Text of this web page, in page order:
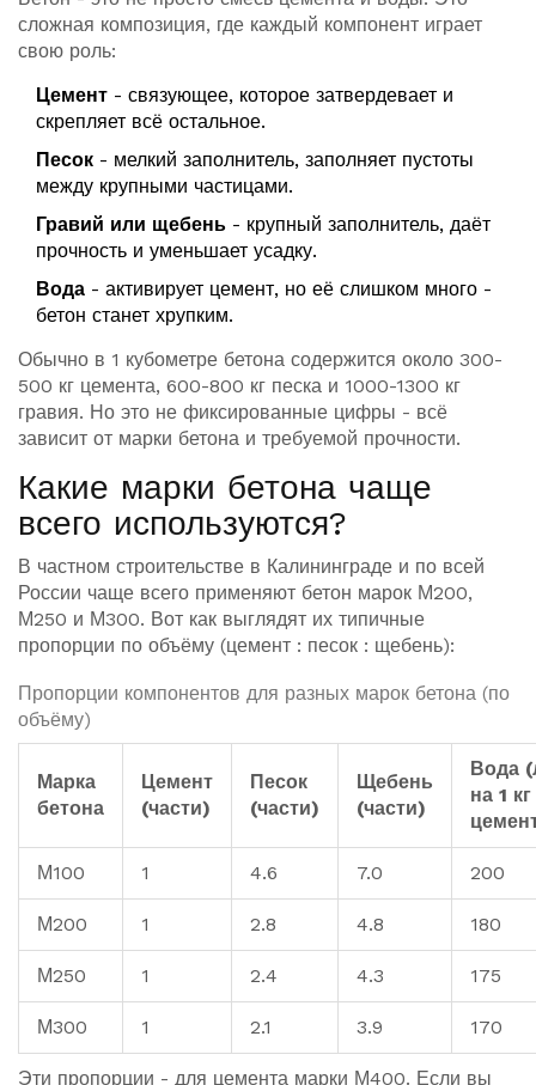
сложная композиция, где каждый компонент играет
свою роль:
Цемент - связующее, которое затвердевает и
скрепляет всё остальное.
Песок - мелкий заполнитель, заполняет пустоты
между крупными частицами.
Гравий или щебень - крупный заполнитель, даёт
прочность и уменьшает усадку.
Вода - активирует цемент, но её слишком много -
бетон станет хрупким.
Обычно в 1 кубометре бетона содержится около 300-
500 кг цемента, 600-800 кг песка и 1000-1300 кг
гравия. Но это не фиксированные цифры - всё
зависит от марки бетона и требуемой прочности.
Какие марки бетона чаще
всего используются?
В частном строительстве в Калининграде и по всей
России чаще всего применяют бетон марок М200,
М250 и М300. Вот как выглядят их типичные
пропорции по объёму (цемент : песок : щебень):
Пропорции компонентов для разных марок бетона (по
объёму)
Марка
бетона
Цемент
(части)
Песок
(части)
Щебень
(части)
Вода
на 1 кг
М100 1 4.6 7.0 200
М200 1 2.8 4.8 180
М250 1 2.4 4.3 175
М300 1 2.1 3.9 170
Эти пропорции - для цемента марки М400. Если вы